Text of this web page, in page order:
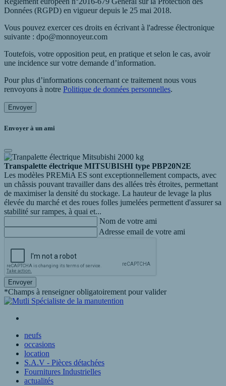
Données (RGPD) en vigueur depuis le 25 mai 2018.
Vous pouvez exercer ces droits en écrivant à l'adresse électronique
suivante : dpo@monnoyeur.com
Toutefois, votre opposition peut, en pratique et selon le cas, avoir
une incidence sur votre demande d’information.
Pour plus d’informations concernant ce traitement nous vous
renvoyons à notre Politique de données personnelles.
Envoyer
Envoyer à un ami
Transpalette électrique MITSUBISHI type PBP20N2E
Les modèles PREMiA ES sont exceptionnellement compacts, avec
un châssis pouvant travailler dans des allées très étroites, permettant
de maximiser la densité du stockage. La hauteur de levage la plus
élevée du marché et des roues folles jumelées permettent d'assurer sa
stabilité sur rampes, à quai et...
Nom de votre ami
Adresse email de votre ami
Envoyer
*Champs à renseigner obligatoirement pour valider
neufs
occasions
location
S.A.V - Pièces détachées
Fournitures Industrielles
actualités